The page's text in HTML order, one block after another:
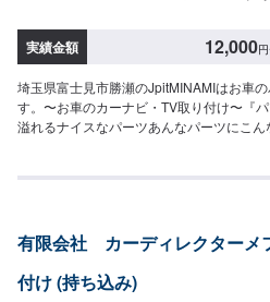
実績金額 12,000円
埼玉県富士見市勝瀬のJpitMINAMIはお車
す。〜お車のカーナビ・TV取り付け〜『
溢れるナイスなパーツあんなパーツにこ
トでご購入いただいた部品・オイルなど
りにご納得いただければ作業開始【4】仕
車をご用意しています。お車の作業中は
代はお客様にご負担いただいております。
有限会社 カーディレクターメ
付け (持ち込み)